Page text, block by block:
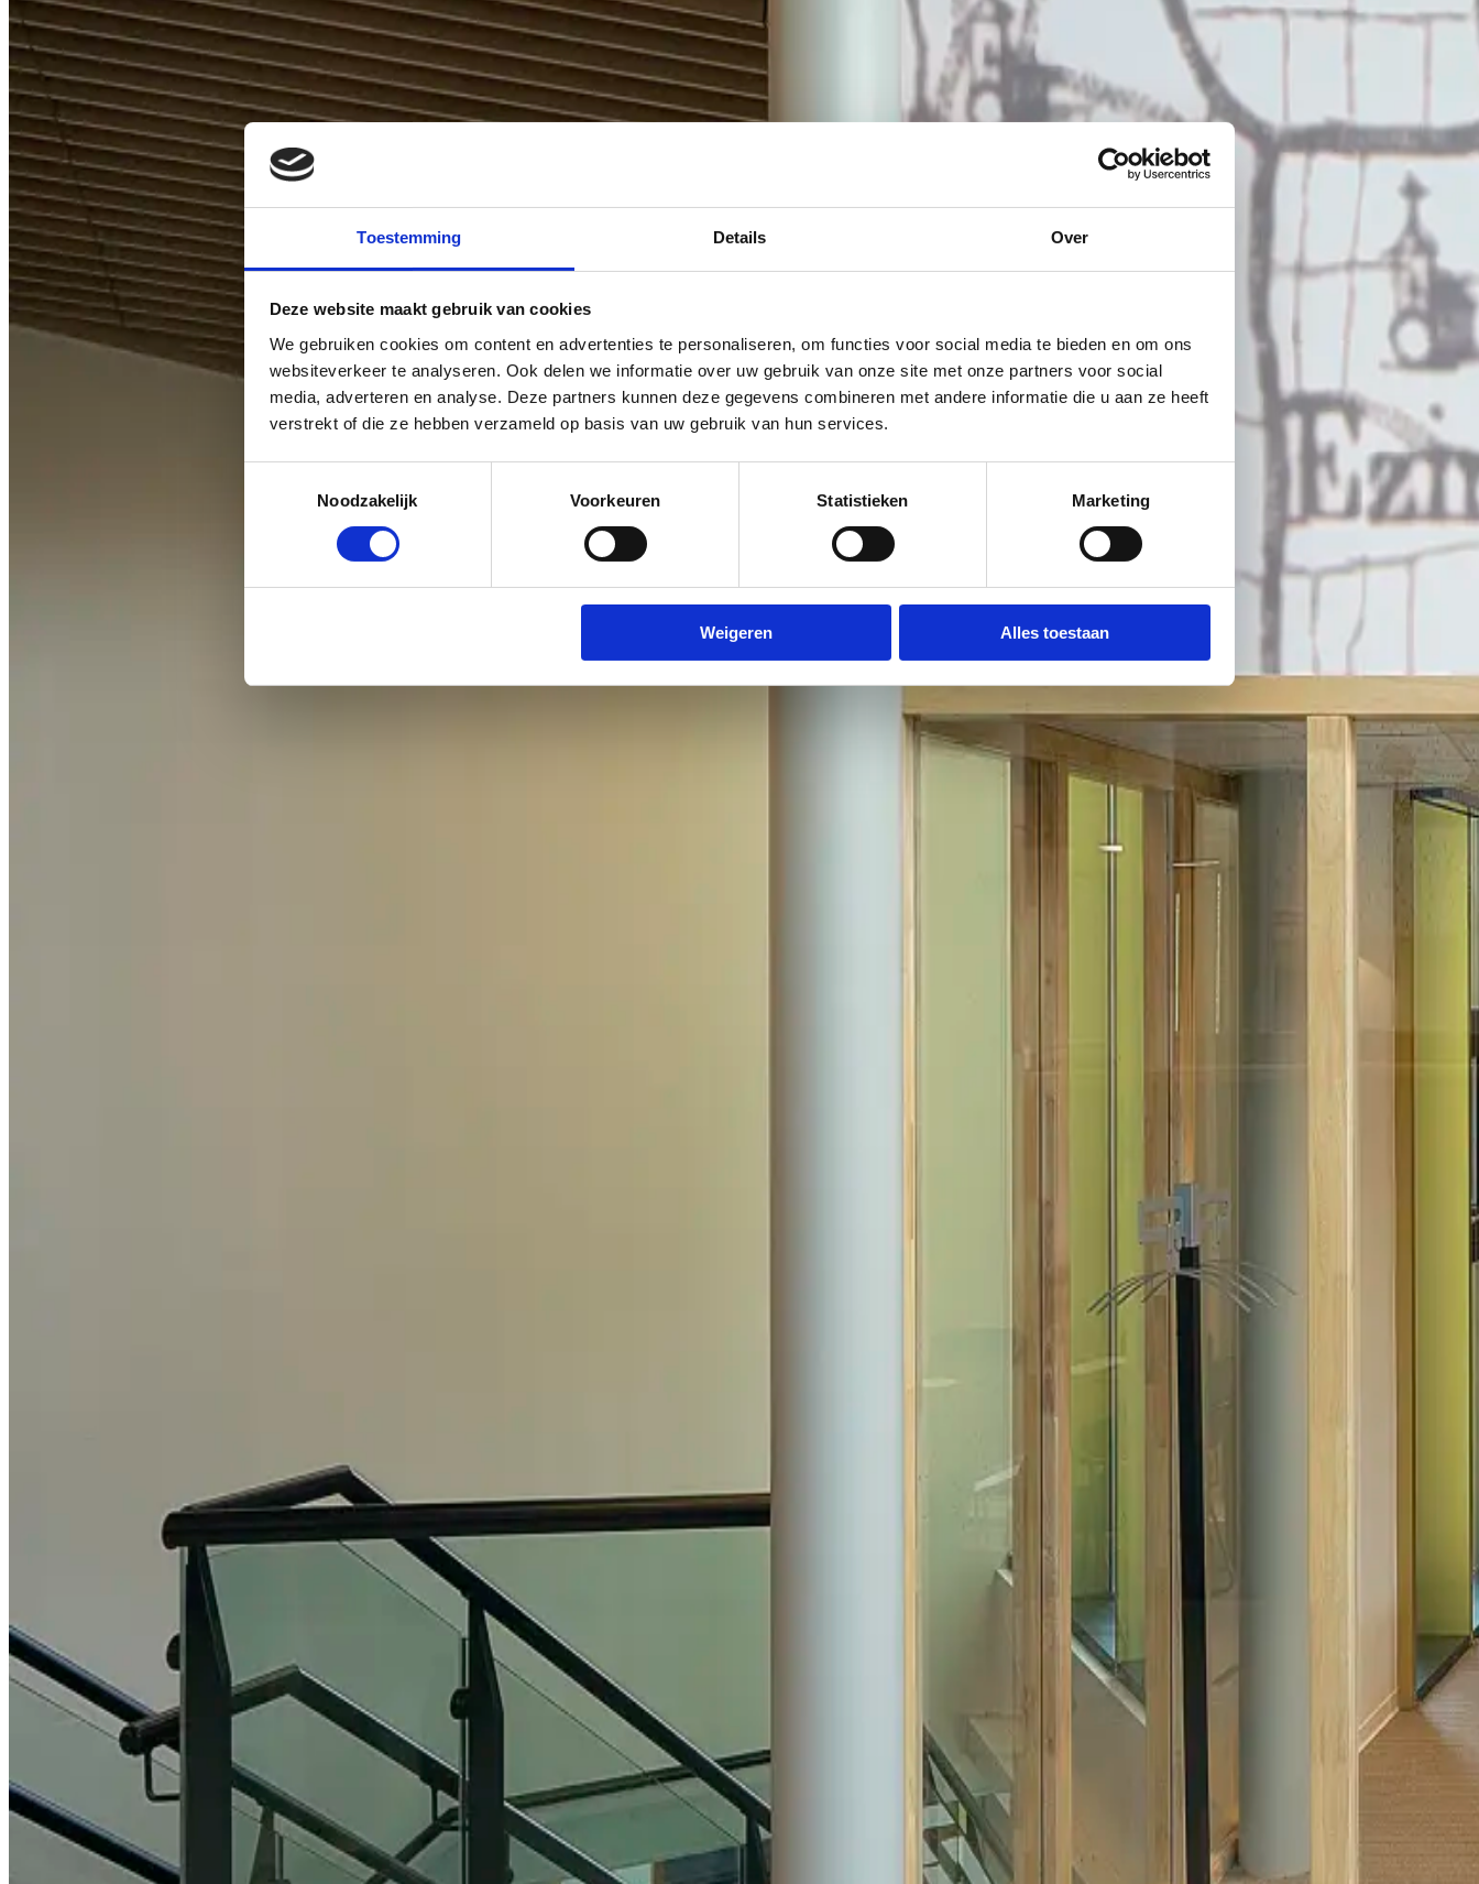
Toestemming Details Over
Deze website maakt gebruik van cookies
We gebruiken cookies om content en advertenties te personaliseren, om functies voor social media te bieden en om ons
websiteverkeer te analyseren. Ook delen we informatie over uw gebruik van onze site met onze partners voor social
media, adverteren en analyse. Deze partners kunnen deze gegevens combineren met andere informatie die u aan ze heeft
verstrekt of die ze hebben verzameld op basis van uw gebruik van hun services.
Noodzakelijk
Voorkeuren Statistieken Marketing
Weigeren Alles toestaan